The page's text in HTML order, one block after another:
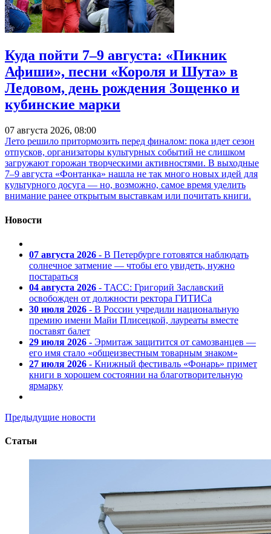
Куда пойти 7–9 августа: «Пикник
Афиши», песни «Короля и Шута» в
Ледовом, день рождения Зощенко и
кубинские марки
07 августа 2026, 08:00
Лето решило притормозить перед финалом: пока идет сезон
отпусков, организаторы культурных событий не слишком
загружают горожан творческими активностями. В выходные
7–9 августа «Фонтанка» нашла не так много новых идей для
культурного досуга — но, возможно, самое время уделить
внимание ранее открытым выставкам или почитать книги.
Новости
07 августа 2026 - В Петербурге готовятся наблюдать
солнечное затмение — чтобы его увидеть, нужно
постараться
04 августа 2026 - ТАСС: Григорий Заславский
освобожден от должности ректора ГИТИСа
30 июля 2026 - В России учредили национальную
премию имени Майи Плисецкой, лауреаты вместе
поставят балет
29 июля 2026 - Эрмитаж защитится от самозванцев —
его имя стало «общеизвестным товарным знаком»
27 июля 2026 - Книжный фестиваль «Фонарь» примет
книги в хорошем состоянии на благотворительную
ярмарку
Предыдущие новости
Статьи